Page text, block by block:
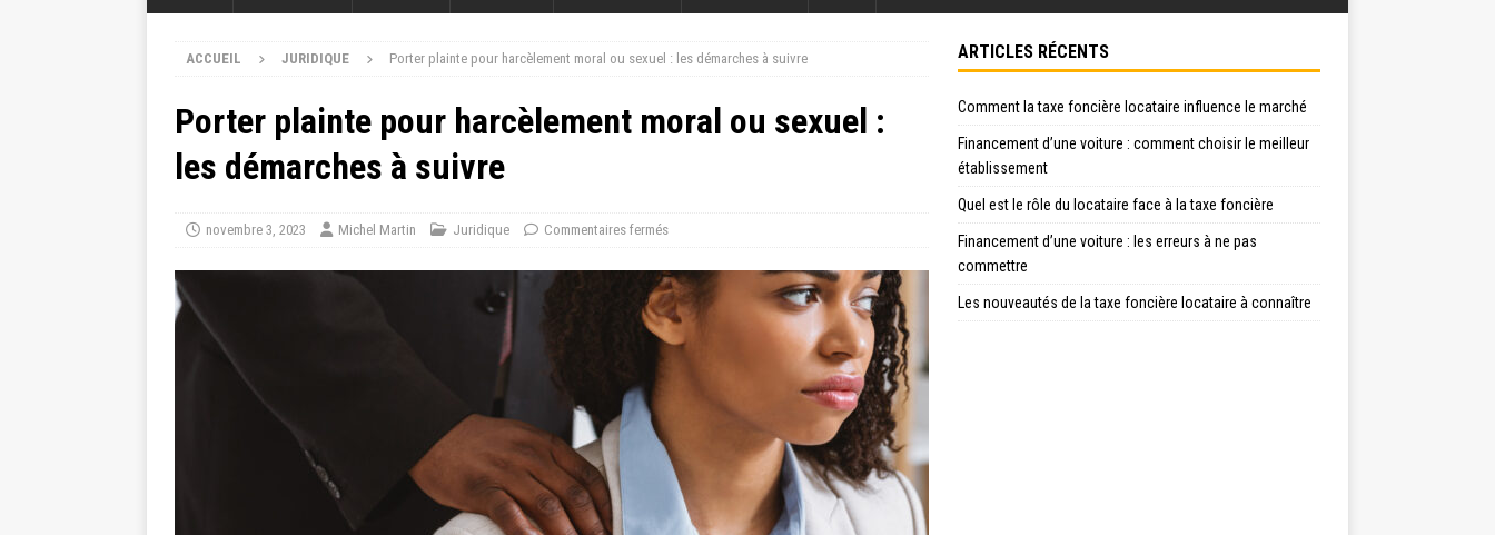
ACCUEIL JURIDIQUE Porter plainte pour harcèlement moral ou sexuel : les démarches à suivre
Porter plainte pour harcèlement moral ou sexuel :
les démarches à suivre
novembre 3, 2023 Michel Martin Juridique Commentaires fermés
ARTICLES RÉCENTS
Comment la taxe foncière locataire influence le marché
Financement d’une voiture : comment choisir le meilleur
établissement
Quel est le rôle du locataire face à la taxe foncière
Financement d’une voiture : les erreurs à ne pas
commettre
Les nouveautés de la taxe foncière locataire à connaître